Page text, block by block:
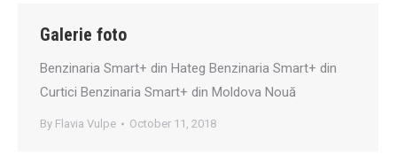
Galerie foto
Benzinaria Smart+ din Hateg Benzinaria Smart+ din
Curtici Benzinaria Smart+ din Moldova Nouă
By Flavia Vulpe October 11, 2018